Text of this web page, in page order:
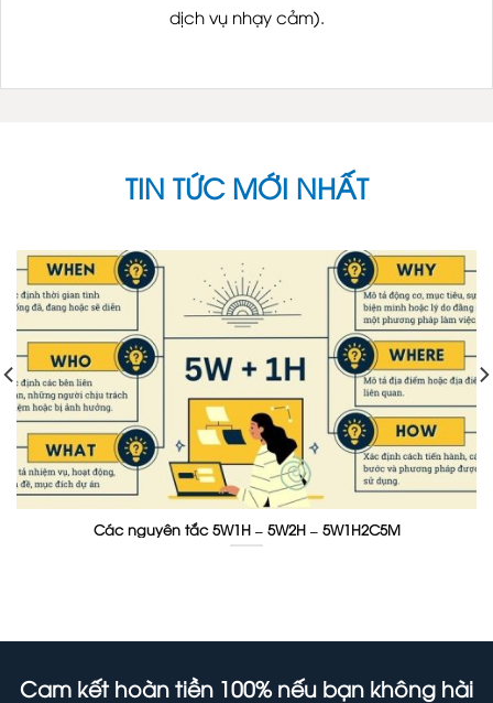
dịch vụ nhạy cảm).
TIN TỨC MỚI NHẤT
Các nguyên tắc 5W1H – 5W2H – 5W1H2C5M
Cam kết hoàn tiền 100% nếu bạn không hài